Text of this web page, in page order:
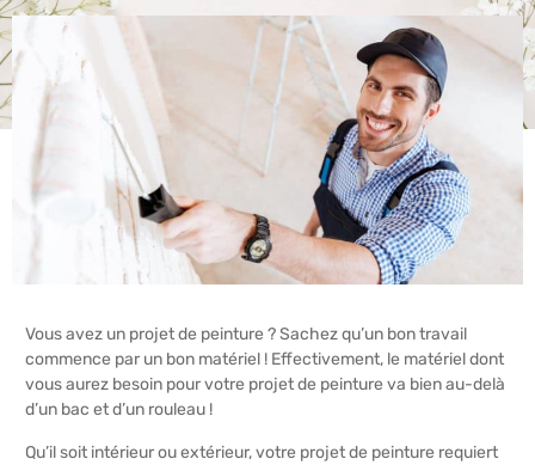
Vous avez un projet de peinture ? Sachez qu’un bon travail
commence par un bon matériel ! Effectivement, le matériel dont
vous aurez besoin pour votre projet de peinture va bien au-delà
d’un bac et d’un rouleau !
Qu’il soit intérieur ou extérieur, votre projet de peinture requiert